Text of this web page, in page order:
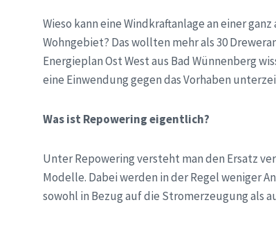
Wieso kann eine Windkraftanlage an einer
Wohngebiet? Das wollten mehr als 30
Energieplan Ost West aus Bad Wünnenberg
eine Einwendung gegen das Vorhaben
Was ist Repowering eigentlich?
Unter Repowering versteht man den Ersatz
Modelle. Dabei werden in der Regel weniger
sowohl in Bezug auf die Stromerzeugung als